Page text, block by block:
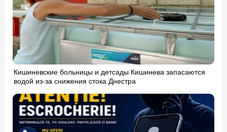
Кишиневские больницы и детсады Кишинева запасаются
водой из-за снижения стока Днестра